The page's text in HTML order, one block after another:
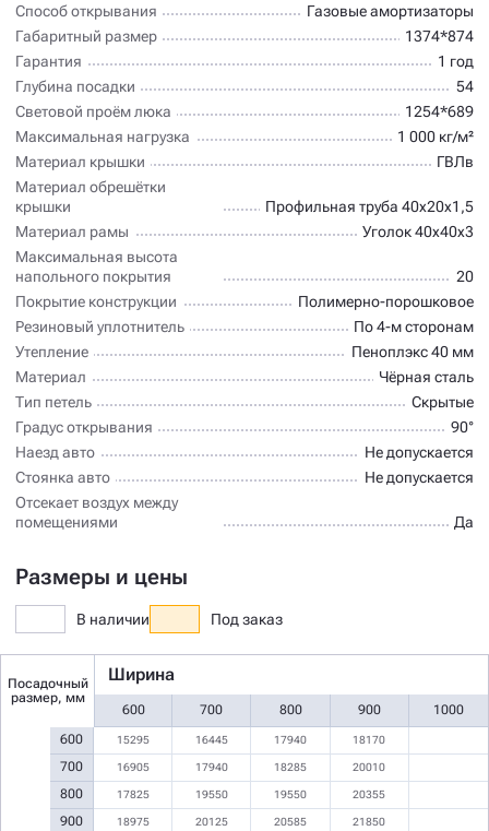
Способ открывания
Газовые амортизаторы
Габаритный размер
1374*874
Гарантия
1 год
Глубина посадки
54
Световой проём люка
1254*689
Максимальная нагрузка
1 000 кг/м²
Материал крышки
ГВЛв
Материал обрешётки
крышки
Профильная труба 40х20х1,5
Материал рамы
Уголок 40х40х3
Максимальная высота
напольного покрытия
20
Покрытие конструкции
Полимерно-порошковое
Резиновый уплотнитель
По 4-м сторонам
Утепление
Пеноплэкс 40 мм
Материал
Чёрная сталь
Тип петель
Скрытые
Градус открывания
90°
Наезд авто
Не допускается
Стоянка авто
Не допускается
Отсекает воздух между
помещениями
Да
Размеры и цены
В наличии Под заказ
Посадочный
размер, мм
Ширина
600 700 800 900 1000
600
700
800
900
15295 16445 17940 18170
16905 17940 18285 20010
17825 19550 19550 20355
18975 20125 20585 21850